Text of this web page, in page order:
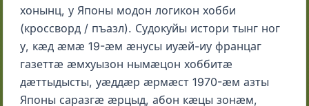
хонынц, у Японы модон логикон хобби
(кроссворд / пъазл). Судокуйы истори тынг ног
у, кӕд ӕмӕ 19-ӕм ӕнусы иуӕй-иу францаг
газеттӕ ӕмхуызон нымӕцон хоббитӕ
дӕттыдысты, уӕддӕр ӕрмӕст 1970-ӕм азты
Японы саразгӕ ӕрцыд, абон кӕцы зонӕм,